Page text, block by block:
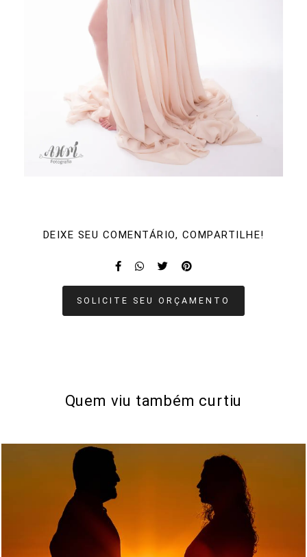
DEIXE SEU COMENTÁRIO, COMPARTILHE!
SOLICITE SEU ORÇAMENTO
Quem viu também curtiu